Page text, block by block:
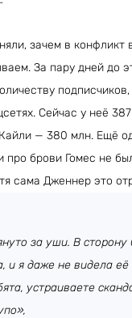
зачем в конфликт
За пару дней до
Сейчас у неё
— 380 млн. Ещё
про брови Гомес не
сама Дженнер это
за уши. В
и я даже не видела её
устраиваете